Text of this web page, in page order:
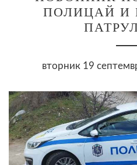
ПОЛИЦАЙ И
вторник 19